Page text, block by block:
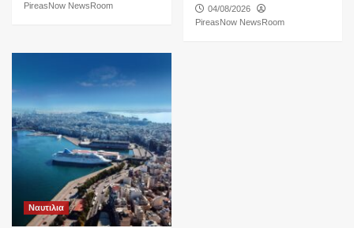
PireasNow NewsRoom
04/08/2026
PireasNow NewsRoom
Ναυτιλια